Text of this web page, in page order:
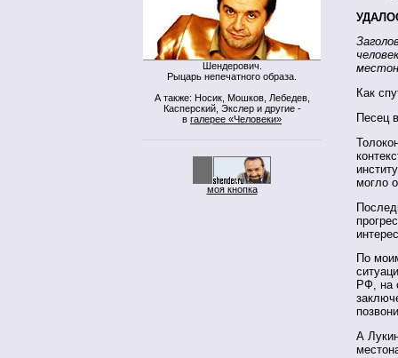
Шендерович.
Рыцарь непечатного образа.
А также: Носик, Мошков, Лебедев,
Касперский, Экслер и другие -
в галерее «Человеки»
моя кнопка
Как
Песец
могло
По
РФ, на
А